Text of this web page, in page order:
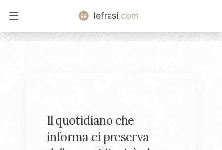
Open main menu
lefrasi.com
Il quotidiano che
informa ci preserva